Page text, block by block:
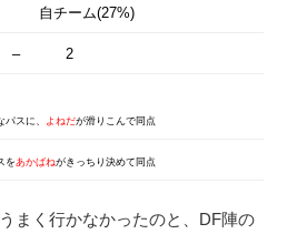
自チーム(27%)
– 2
パスに、 よねだが滑りこんで同点
をあかばねがきっちり決めて同点
まく行かなかったのと、DF陣の